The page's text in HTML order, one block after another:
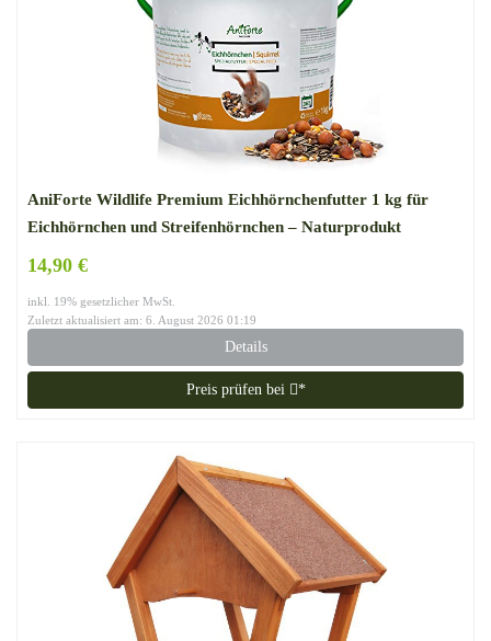
AniForte Wildlife Premium Eichhörnchenfutter 1 kg für
Eichhörnchen und Streifenhörnchen – Naturprodukt
Fütterung – Unsere Spezial Futtermischung
14,90 €
inkl. 19% gesetzlicher MwSt.
Zuletzt aktualisiert am: 6. August 2026 01:19
Details
Preis prüfen bei *